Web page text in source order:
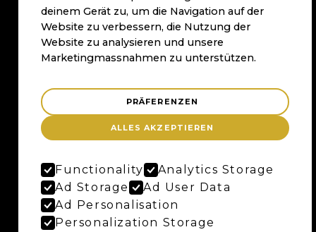
BADEN
Maybaum AG
Bruggerstrasse 37
5400 Baden
Anfahrtsplan
Google Maps
BERN
Maybaum AG
deinem Gerät zu, um die Navigation auf der
Website zu verbessern, die Nutzung der
Website zu analysieren und unsere
Marketingmassnahmen zu unterstützen.
PRÄFERENZEN
ALLES AKZEPTIEREN
Functionality
Analytics Storage
Ad Storage
Ad User Data
Ad Personalisation
Personalization Storage